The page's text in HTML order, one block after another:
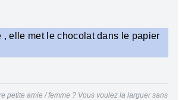
, elle met le chocolat dans le papier
petite amie / femme ? Vous voulez la larguer sans